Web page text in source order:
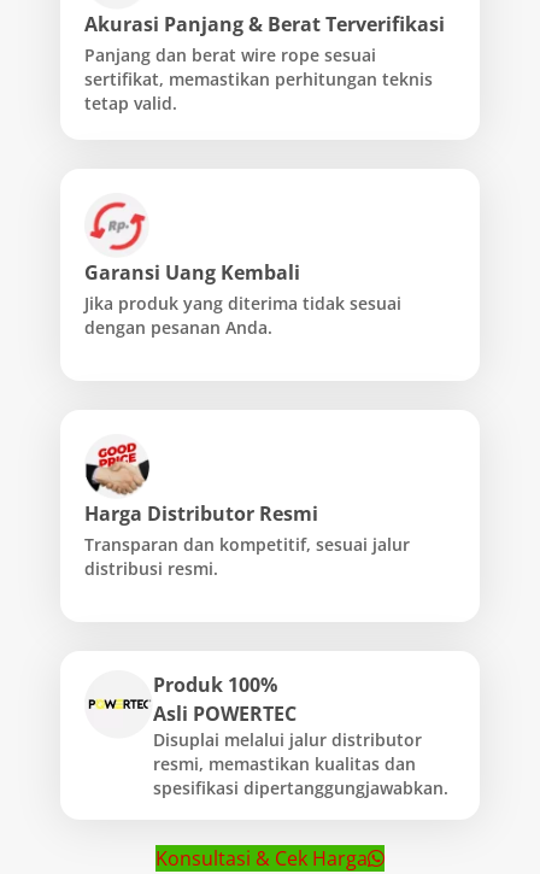
Akurasi Panjang & Berat Terverifikasi
Panjang dan berat wire rope sesuai
sertifikat, memastikan perhitungan teknis
tetap valid.
Garansi Uang Kembali
Jika produk yang diterima tidak sesuai
dengan pesanan Anda.
Harga Distributor Resmi
Transparan dan kompetitif, sesuai jalur
distribusi resmi.
Produk 100%
Asli POWERTEC
Disuplai melalui jalur distributor
resmi, memastikan kualitas dan
spesifikasi dipertanggungjawabkan.
Konsultasi & Cek Harga